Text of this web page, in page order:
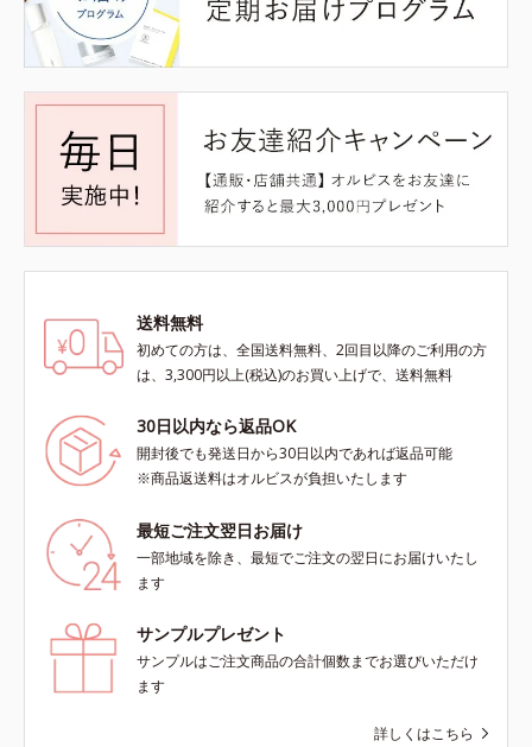
送料無料
初めての方は、全国送料無料、2回目以降のご利用の方
は、3,300円以上(税込)のお買い上げで、送料無料
30日以内なら返品OK
開封後でも発送日から30日以内であれば返品可能
※商品返送料はオルビスが負担いたします
最短ご注文翌日お届け
一部地域を除き、最短でご注文の翌日にお届けいたし
ます
サンプルプレゼント
サンプルはご注文商品の合計個数までお選びいただけ
ます
詳しくはこちら